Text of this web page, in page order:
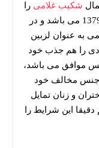
شکیب غلامی را
می شناسید، شکیب غلامی متولد سال 1379 می باشد و در
به عنوان لزبین
را هم جذب خود
موافق می باشد،
جنس مخالف خود
و زنان تمایل
این شرایط را